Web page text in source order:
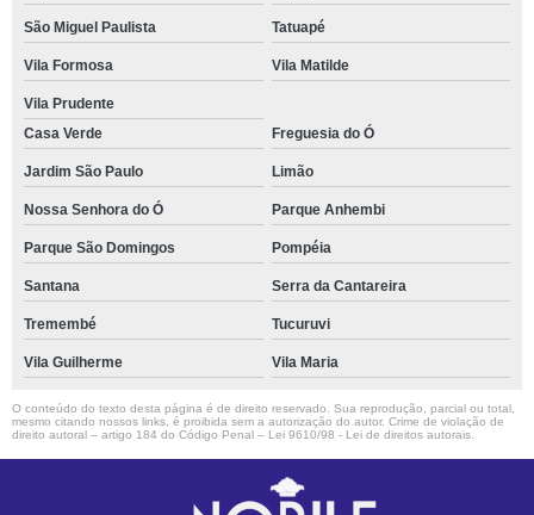
São Miguel Paulista Tatuapé
Vila Formosa Vila Matilde
Vila Prudente
Casa Verde
Freguesia do Ó
Jardim São Paulo Limão
Nossa Senhora do Ó Parque Anhembi
Parque São Domingos Pompéia
Santana Serra da Cantareira
Tremembé Tucuruvi
Vila Guilherme Vila Maria
O conteúdo do texto desta página é de direito reservado. Sua reprodução, parcial ou total,
mesmo citando nossos links, é proibida sem a autorização do autor. Crime de violação de
direito autoral – artigo 184 do Código Penal – Lei 9610/98 - Lei de direitos autorais.